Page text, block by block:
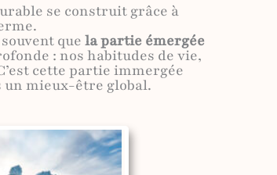
se construit grâce à
que la partie émergée
: nos habitudes de vie,
cette partie immergée
un mieux-être global.